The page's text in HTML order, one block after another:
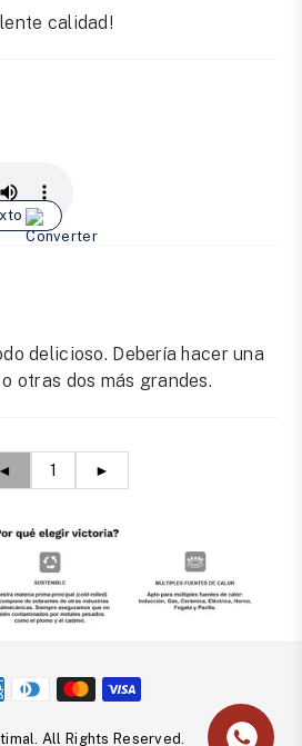
calidad!
delicioso. Debería hacer una
otras dos más grandes.
◄ 1 ►
All Rights Reserved.